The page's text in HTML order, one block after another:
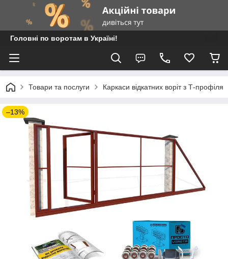
Головні по воротам в Україні!
Товари та послуги Каркаси відкатних воріт з Т-профіля
–13%